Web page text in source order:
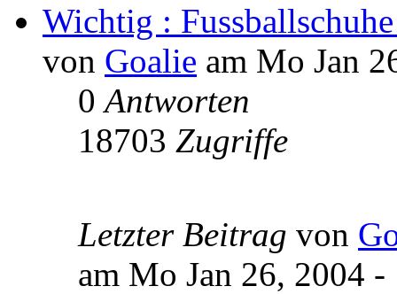
Wichtig :
von Goalie am Mo Jan
0Antworten
18703 Zugriffe
Letzter Beitrag von
am Mo Jan 26, 2004 -